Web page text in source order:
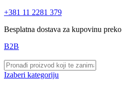
+381 11 2281 379
Besplatna dostava za kupovinu preko
B2B
Izaberi kategoriju